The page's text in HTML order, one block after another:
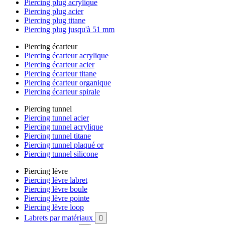
Piercing plug acrylique
Piercing plug acier
Piercing plug titane
Piercing plug jusqu'à 51 mm
Piercing écarteur
Piercing écarteur acrylique
Piercing écarteur acier
Piercing écarteur titane
Piercing écarteur organique
Piercing écarteur spirale
Piercing tunnel
Piercing tunnel acier
Piercing tunnel acrylique
Piercing tunnel titane
Piercing tunnel plaqué or
Piercing tunnel silicone
Piercing lèvre
Piercing lèvre labret
Piercing lèvre boule
Piercing lèvre pointe
Piercing lèvre loop
Labrets par matériaux
